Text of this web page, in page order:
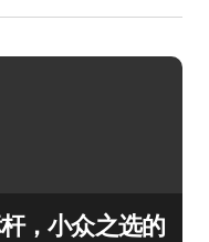
，小众之选的